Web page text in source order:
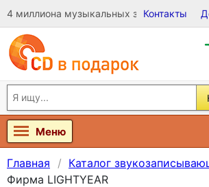
4 миллиона музыкальных записей на
Контакты
Меню
Главная
Каталог
Фирма LIGHTYEAR